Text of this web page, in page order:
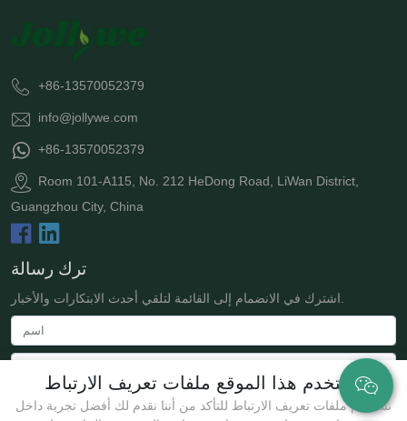
يستخدم هذا الموقع ملفات تعريف الارتباط
نستخدم ملفات تعريف الارتباط للتأكد من أننا نقدم لك أفضل تجربة داخل
+86-13570052379
info@jollywe.com
+86-13570052379
Room 101-A115, No. 212 HeDong Road, LiWan District,
Guangzhou City, China
ترك رسالة